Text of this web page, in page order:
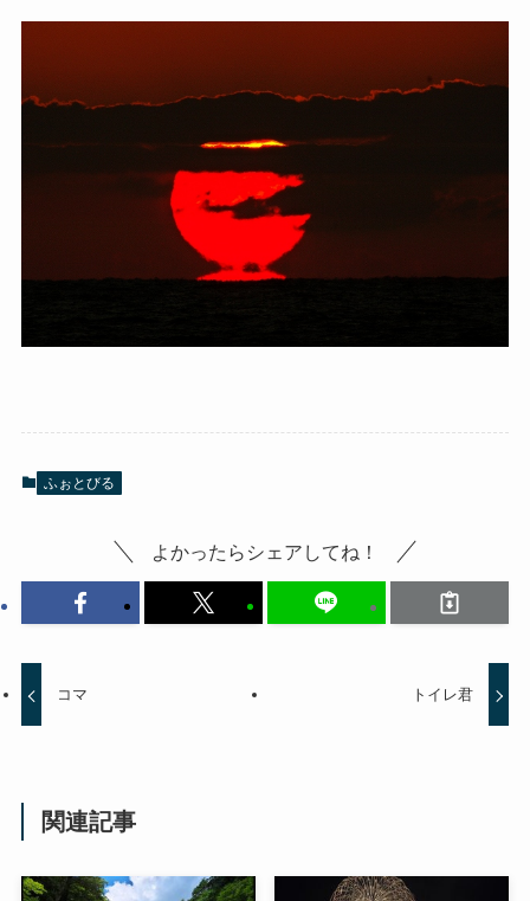
ふぉとびる
よかったらシェアしてね！
コマ トイレ君
関連記事